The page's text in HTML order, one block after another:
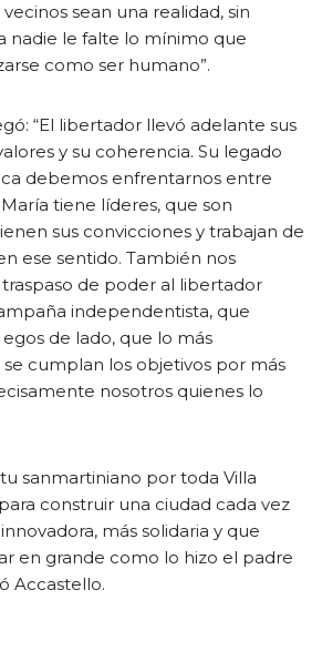
sean una realidad, sin
nadie le falte lo mínimo que
como ser humano”.
“El libertador llevó adelante sus
y su coherencia. Su legado
debemos enfrentarnos entre
tiene líderes, que son
sus convicciones y trabajan de
ese sentido. También nos
de poder al libertador
independentista, que
de lado, que lo más
cumplan los objetivos por más
nosotros quienes lo
sanmartiniano por toda Villa
construir una ciudad cada vez
más solidaria y que
en grande como lo hizo el padre
Accastello.